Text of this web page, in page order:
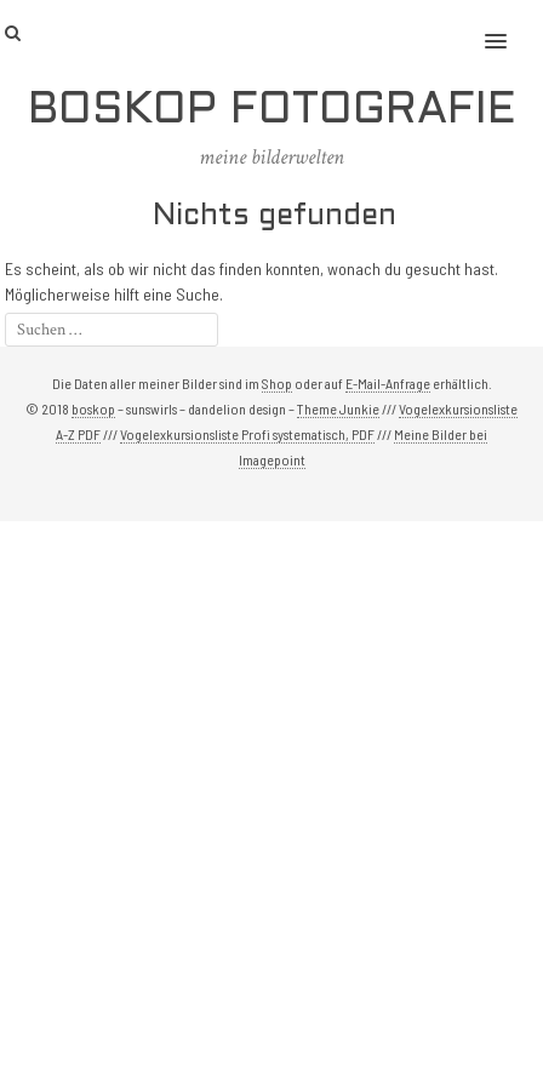
MENU
BOSKOP FOTOGRAFIE
meine bilderwelten
Nichts gefunden
Es scheint, als ob wir nicht das finden konnten, wonach du gesucht hast.
Möglicherweise hilft eine Suche.
Die Daten aller meiner Bilder sind im Shop oder auf E-Mail-Anfrageerhältlich.
© 2018 boskop – sunswirls – dandelion design –Theme Junkie ///Vogelexkursionsliste
A-Z PDF ///Vogelexkursionsliste Profi systematisch, PDF /// Meine Bilder bei
Imagepoint